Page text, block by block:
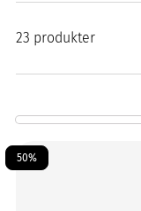
23 produkter
50%